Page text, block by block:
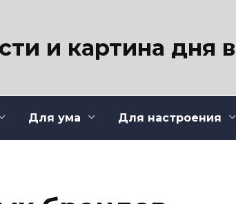
и картина дня
Для ума Для настроения